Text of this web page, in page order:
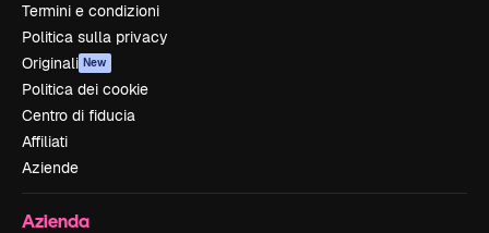
Termini e condizioni
Politica sulla privacy
Originali New
Politica dei cookie
Centro di fiducia
Affiliati
Aziende
Azienda